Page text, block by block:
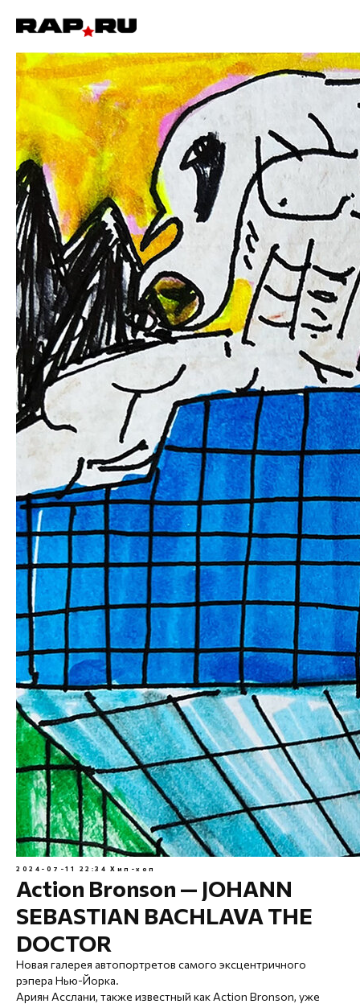
2024-07-11 22:34 Хип-хоп
Action Bronson — JOHANN
SEBASTIAN BACHLAVA THE
DOCTOR
Новая галерея автопортретов самого эксцентричного
рэпера Нью-Йорка.
Ариян Асслани, также известный как Action Bronson, уже